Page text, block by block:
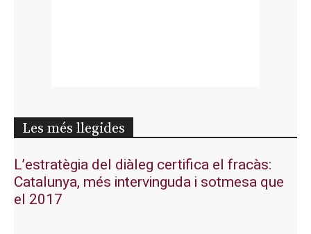
Les més llegides
L’estratègia del diàleg certifica el fracàs:
Catalunya, més intervinguda i sotmesa que
el 2017